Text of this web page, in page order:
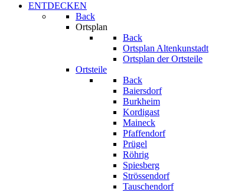
ENTDECKEN
Back
Ortsplan
Back
Ortsplan Altenkunstadt
Ortsplan der Ortsteile
Ortsteile
Back
Baiersdorf
Burkheim
Kordigast
Maineck
Pfaffendorf
Prügel
Röhrig
Spiesberg
Strössendorf
Tauschendorf